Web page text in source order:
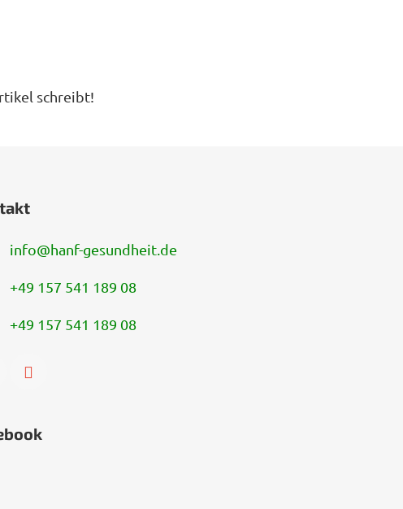
schreibt!
info@hanf-gesundheit.de
+49 157 541 189 08
+49 157 541 189 08